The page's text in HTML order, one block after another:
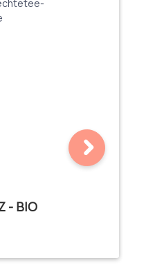
- BIO
von 0 von 5 Sternen